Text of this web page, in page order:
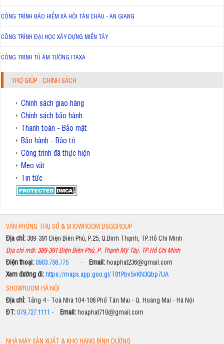
CÔNG TRÌNH BẢO HIỂM XÃ HỘI TÂN CHÂU - AN GIANG
CÔNG TRÌNH ĐẠI HỌC XÂY DỰNG MIỀN TÂY
CÔNG TRÌNH TỦ ÂM TƯỜNG ITAXA
TRỢ GIÚP - CHÍNH SÁCH
Chính sách giao hàng
Chính sách bảo hành
Thanh toán - Bảo mật
Bảo hành - Bảo trì
Công trình đã thực hiện
Mẹo vặt
Tin tức
VĂN PHÒNG TRỤ SỞ & SHOWROOM DSGGROUP
Địa chỉ: 389-391 Điện Biên Phủ, P.25, Q.Bình Thạnh, TP.Hồ Chí Minh
Địa chỉ mới: 389-391 Điện Biên Phủ, P. Thạnh Mỹ Tây, TP.Hồ Chí Minh
Điện thoại:0903.758.775- Email:hoaphat236@gmail.com
Xem đường đi:https://maps.app.goo.gl/T81Pbv5vKN3Qbp7UA
SHOWROOM HÀ NỘI
Địa chỉ:Tầng 4 - Toà Nhà 104-106 Phố Tân Mai - Q. Hoàng Mai - Hà Nội
ĐT:079.727.1111 - Email:hoaphat710@gmail.com
NHÀ MÁY SẢN XUẤT & KHO HÀNG BÌNH DƯƠNG